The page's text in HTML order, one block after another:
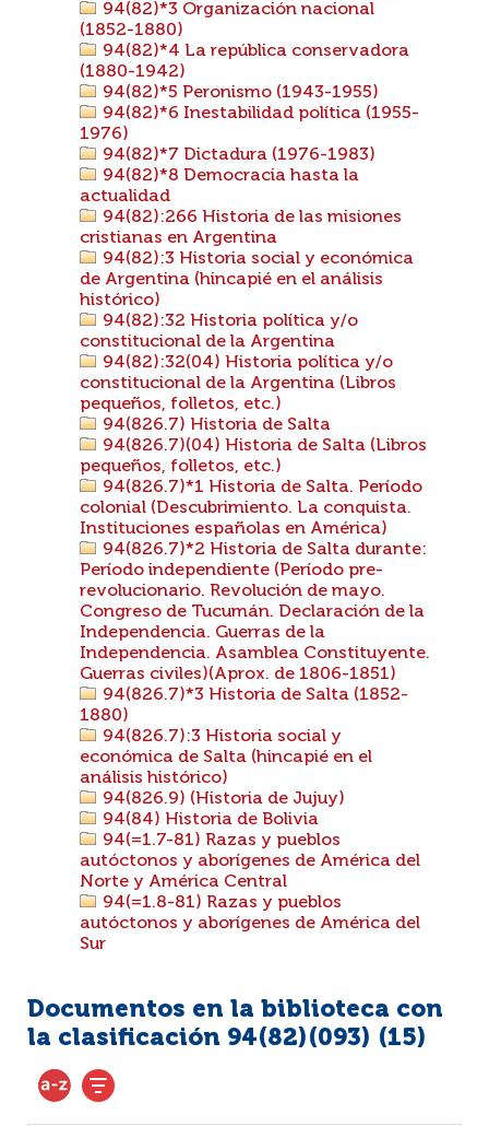
94(82)*3 Organización nacional
(1852-1880)
94(82)*4 La república conservadora
(1880-1942)
94(82)*5 Peronismo (1943-1955)
94(82)*6 Inestabilidad política (1955-
1976)
94(82)*7 Dictadura (1976-1983)
94(82)*8 Democracia hasta la
actualidad
94(82):266 Historia de las misiones
cristianas en Argentina
94(82):3 Historia social y económica
de Argentina (hincapié en el análisis
histórico)
94(82):32 Historia política y/o
constitucional de la Argentina
94(82):32(04) Historia política y/o
constitucional de la Argentina (Libros
pequeños, folletos, etc.)
94(826.7) Historia de Salta
94(826.7)(04) Historia de Salta (Libros
pequeños, folletos, etc.)
94(826.7)*1 Historia de Salta. Período
colonial (Descubrimiento. La conquista.
Instituciones españolas en América)
94(826.7)*2 Historia de Salta durante:
Período independiente (Período pre-
revolucionario. Revolución de mayo.
Congreso de Tucumán. Declaración de la
Independencia. Guerras de la
Independencia. Asamblea Constituyente.
Guerras civiles)(Aprox. de 1806-1851)
94(826.7)*3 Historia de Salta (1852-
1880)
94(826.7):3 Historia social y
económica de Salta (hincapié en el
análisis histórico)
94(826.9) (Historia de Jujuy)
94(84) Historia de Bolivia
94(=1.7-81) Razas y pueblos
autóctonos y aborígenes de América del
Norte y América Central
94(=1.8-81) Razas y pueblos
autóctonos y aborígenes de América del
Sur
Documentos en la biblioteca con
la clasificación 94(82)(093) (15)